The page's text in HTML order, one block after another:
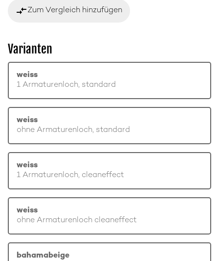
compare_arrowsZum Vergleich hinzufügen
Varianten
weiss
1 Armaturenloch, standard
weiss
ohne Armaturenloch, standard
weiss
1 Armaturenloch, cleaneffect
weiss
ohne Armaturenloch cleaneffect
bahamabeige